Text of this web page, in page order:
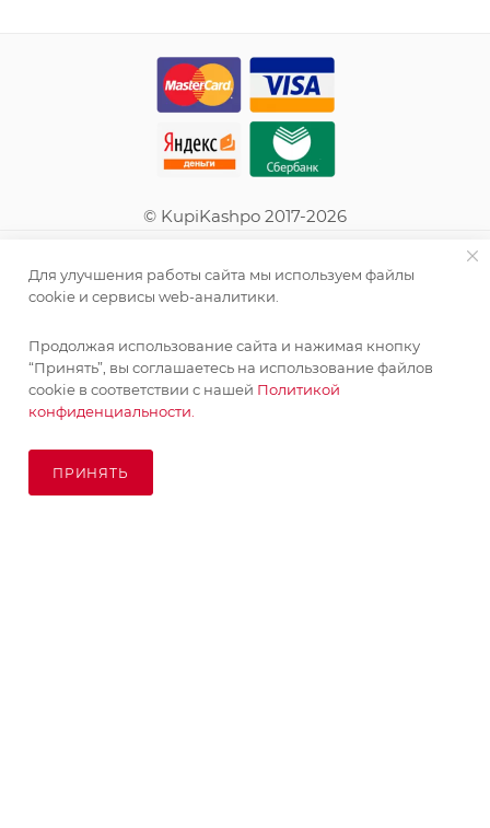
© KupiKashpo 2017-2026
ПОМОЩЬ
ПОДПИСАТЬСЯ НА РАССЫЛКУ
Для улучшения работы сайта мы используем файлы
cookie и сервисы web-аналитики.
Продолжая использование сайта и нажимая кнопку
“Принять”, вы соглашаетесь на использование файлов
cookie в соответствии с нашей Политикой
конфиденциальности.
ПРИНЯТЬ